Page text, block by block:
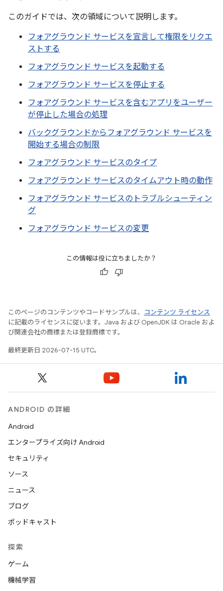
このガイドでは、次の領域について説明します。
フォアグラウンド サービスを宣言して権限をリクエ
ストする
フォアグラウンド サービスを起動する
フォアグラウンド サービスを停止する
フォアグラウンド サービスを含むアプリをユーザー
が停止した場合の処理
バックグラウンドからフォアグラウンド サービスを
開始する場合の制限
フォアグラウンド サービスのタイプ
フォアグラウンド サービスのタイムアウト時の動作
フォアグラウンド サービスのトラブルシューティン
グ
フォアグラウンド サービスの変更
この情報は役に立ちましたか？
このページのコンテンツやコードサンプルは、
コンテンツ ライセンス
に記載のライセンスに従います。Java および OpenJDK は Oracle およ
び関連会社の商標または登録商標です。
最終更新日 2026-07-15 UTC。
ANDROID の詳細
Android
エンタープライズ向け Android
セキュリティ
ソース
ニュース
ブログ
ポッドキャスト
探索
ゲーム
機械学習